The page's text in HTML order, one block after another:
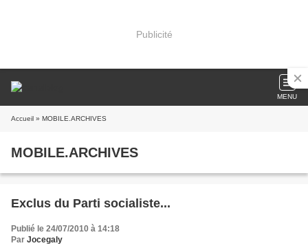
Publicité
MENU
Accueil » MOBILE.ARCHIVES
MOBILE.ARCHIVES
Exclus du Parti socialiste...
Publié le 24/07/2010 à 14:18
Par Jocegaly